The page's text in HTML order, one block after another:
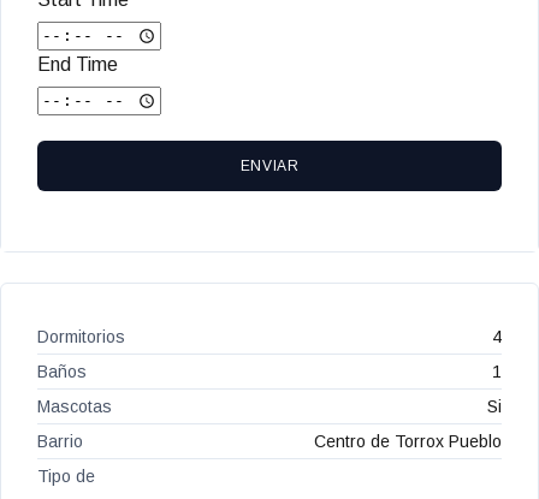
End Time
ENVIAR
Dormitorios
4
Baños
1
Mascotas
Si
Barrio
Centro de Torrox Pueblo
Tipo de